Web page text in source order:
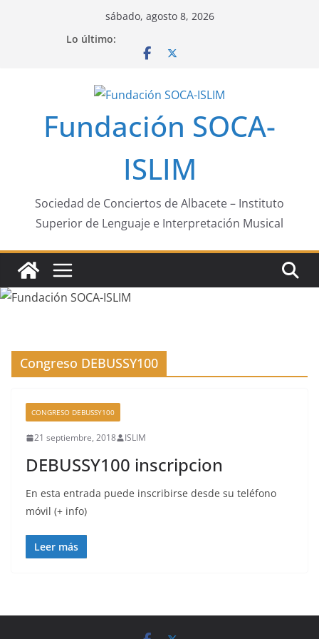
sábado, agosto 8, 2026
Lo último:
Fundación SOCA-
ISLIM
Sociedad de Conciertos de Albacete – Instituto
Superior de Lenguaje e Interpretación Musical
Congreso DEBUSSY100
CONGRESO DEBUSSY100
21 septiembre, 2018 ISLIM
DEBUSSY100 inscripcion
En esta entrada puede inscribirse desde su teléfono
móvil (+ info)
Leer más